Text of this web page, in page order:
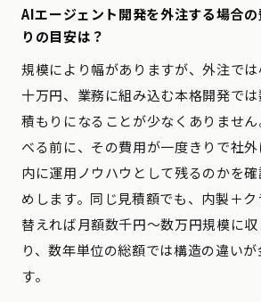
AIエージェント開発を外注する場合
りの目安は？
規模により幅がありますが、外注で
十万円、業務に組み込む本格開発で
積もりになることが少なくありませ
べる前に、その費用が一度きりで社
内に運用ノウハウとして残るのかを
めします。同じ見積額でも、内製＋
替えれば月額数千円〜数万円規模に
り、数年単位の総額では構造の違い
す。